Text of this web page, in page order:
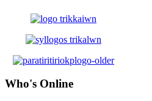
Who's Online